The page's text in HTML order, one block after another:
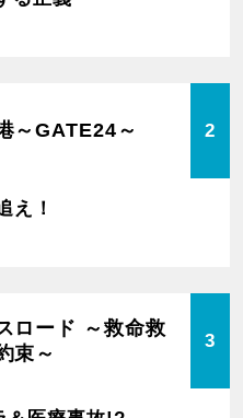
～GATE24～ 2
え！
ロード ～救命救
束～
3